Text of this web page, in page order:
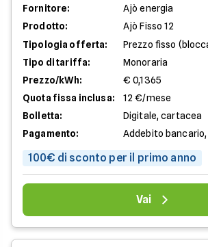
Fornitore:
Ajò energia
Prodotto:
Ajò Fisso 12
Tipologia offerta:
Prezzo fisso
Tipo di tariffa:
Monoraria
Prezzo/kWh:
€ 0,1365
Quota fissa inclusa:
12 €/mese
Bolletta:
Digitale, cartacea
Pagamento:
Addebito
100€ di sconto per il primo anno
Vai